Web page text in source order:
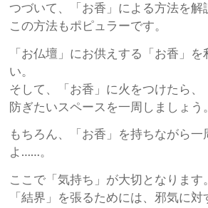
つづいて、「お香」による方法を解
この方法もポピュラーです。
「お仏壇」にお供えする「お香」を
い。
そして、「お香」に火をつけたら、
防ぎたいスペースを一周しましょう
もちろん、「お香」を持ちながら一
よ……。
ここで「気持ち」が大切となります
「結界」を張るためには、邪気に